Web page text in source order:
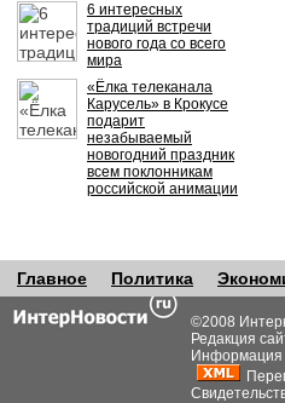
6 интересных
традиций встречи
нового года со всего
мира
«Ёлка телеканала
Карусель» в Крокусе
подарит
незабываемый
новогодний праздник
всем поклонникам
российской анимации
Главное Политика
©2008
Редакция
Информация